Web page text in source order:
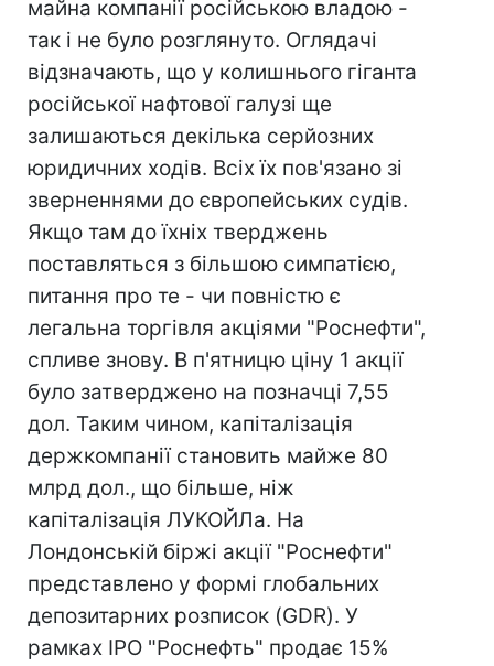
майна компанії російською владою -
так і не було розглянуто. Оглядачі
відзначають, що у колишнього гіганта
російської нафтової галузі ще
залишаються декілька серйозних
юридичних ходів. Всіх їх пов'язано зі
зверненнями до європейських судів.
Якщо там до їхніх тверджень
поставляться з більшою симпатією,
питання про те - чи повністю є
легальна торгівля акціями "Роснефти",
спливе знову. В п'ятницю ціну 1 акції
було затверджено на позначці 7,55
дол. Таким чином, капіталізація
держкомпанії становить майже 80
млрд дол., що більше, ніж
капіталізація ЛУКОЙЛа. На
Лондонській біржі акції "Роснефти"
представлено у формі глобальних
депозитарних розписок (GDR). У
рамках IPO "Роснефть" продає 15%